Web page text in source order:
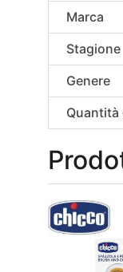
Marca
Stagione
Genere